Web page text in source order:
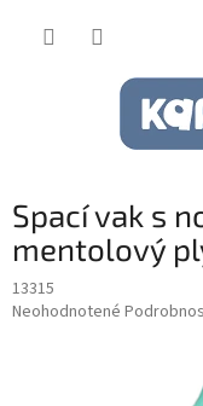
Spací vak s
mentolový
13315
Priemerné
Neohodnotené